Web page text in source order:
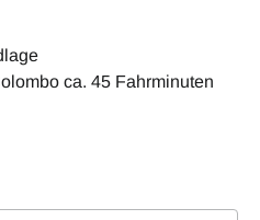
ca. 45 Fahrminuten